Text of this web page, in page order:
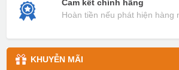
Cam kết chính hãng
Hoàn tiền nếu phát hiện hàng
KHUYỄN MÃI